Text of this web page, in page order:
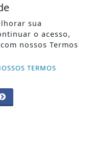
anunciar
mais!
sua
o acesso,
nossos Termos
TERMOS